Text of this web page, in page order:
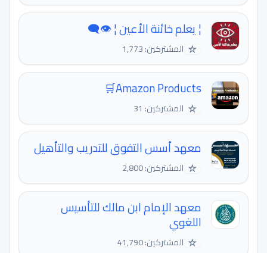
¦ يعلم خائنة الأعين ¦ 👁‍🗨
☆ المشتركين: 1,773
Amazon Products🛒
☆ المشتركين: 31
معهد أسس التفوق للتدريب والتأهيل
☆ المشتركين: 2,800
معهد الإمام ابن مالك للتأسيس
اللغوي
☆ المشتركين: 41,790